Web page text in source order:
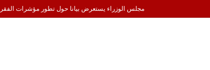
: le gouvernement engage des démarches pour leur libération